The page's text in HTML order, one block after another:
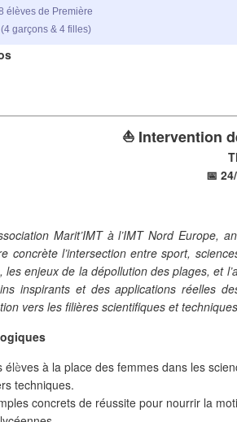
élèves de Première
(4 garçons & 4 filles)
⛵ Intervention
📅
Marit’IMT à l’IMT Nord
concrète l’intersection entre sport,
les enjeux de la dépollution des plages, et
inspirants et des applications réelles
vers les filières scientifiques et
élèves à la place des femmes dans les
techniques.
concrets de réussite pour nourrir la